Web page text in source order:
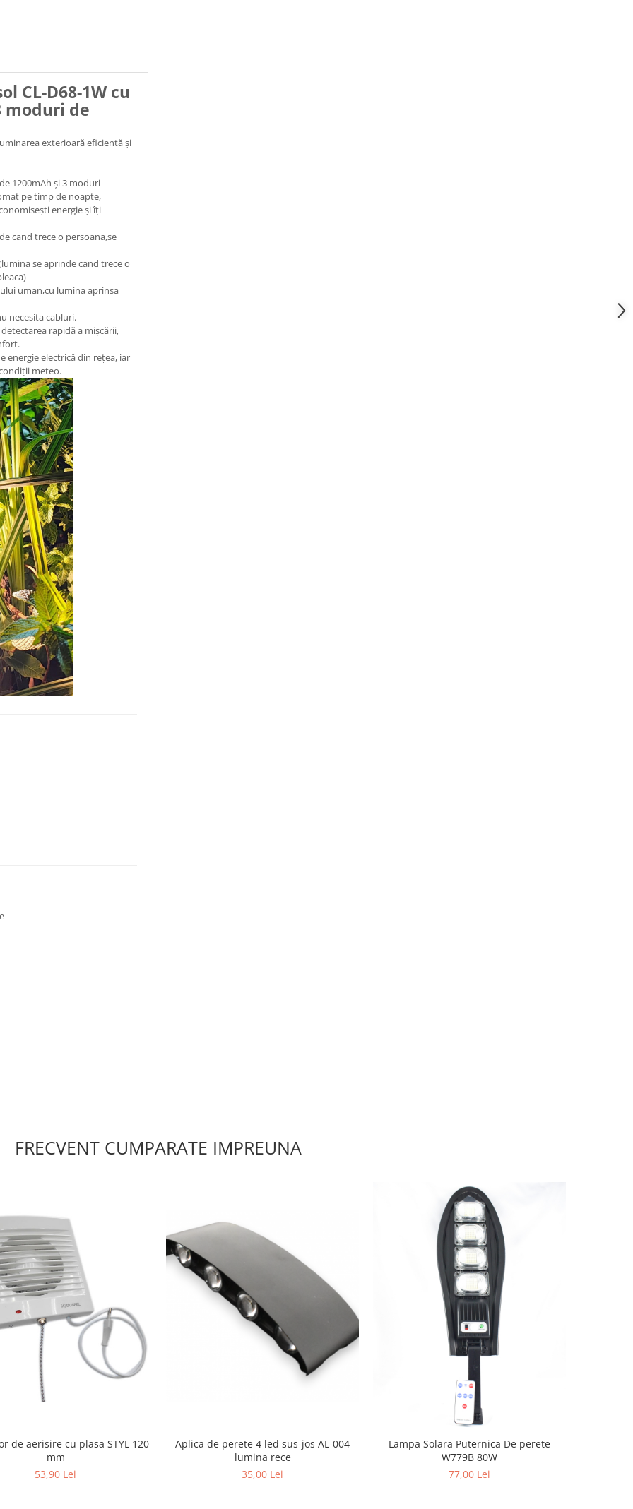
CL-D68-1W cu
moduri de
exterioară eficientă și
1200mAh și 3 moduri
pe timp de noapte,
energie și îți
cand trece o persoana,se
se aprinde cand trece o
uman,cu lumina aprinsa
necesita cabluri.
rapidă a mișcării,
energie electrică din rețea, iar
meteo.
FRECVENT CUMPARATE IMPREUNA
de aerisire cu plasa STYL 120
mm
53,90 Lei
Aplica de perete 4 led sus-jos AL-004
lumina rece
35,00 Lei
Lampa Solara Puternica De perete
W779B 80W
77,00 Lei